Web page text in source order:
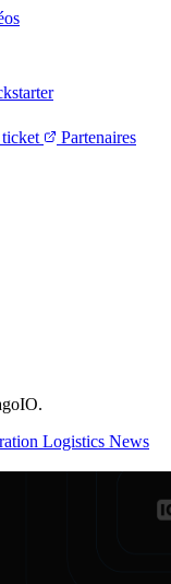
Partenaires
Logistics News